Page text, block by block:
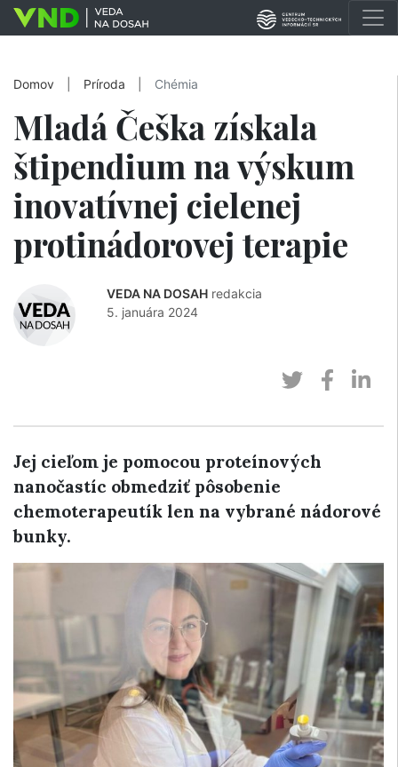
Domov Príroda Chémia
Mladá Češka získala
štipendium na výskum
inovatívnej cielenej
protinádorovej terapie
VEDA NA DOSAH redakcia
5. januára 2024
Jej cieľom je pomocou proteínových
nanočastíc obmedziť pôsobenie
chemoterapeutík len na vybrané nádorové
bunky.